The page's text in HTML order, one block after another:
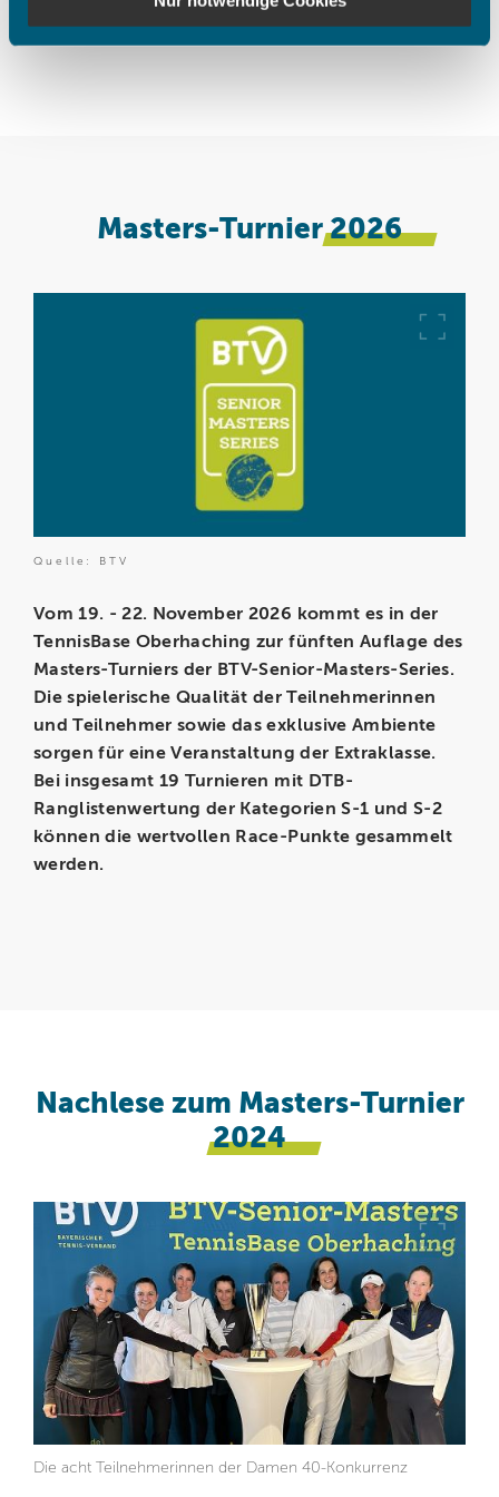
gesammelt haben.
Masters-Turnier2026
Quelle: BTV
Vom 19. - 22. November 2026 kommt es in der
TennisBase Oberhaching zur fünften Auflage des
Masters-Turniers der BTV-Senior-Masters-Series.
Die spielerische Qualität der Teilnehmerinnen
und Teilnehmer sowie das exklusive Ambiente
sorgen für eine Veranstaltung der Extraklasse.
Bei insgesamt 19 Turnieren mit DTB-
Ranglistenwertung der Kategorien S-1 und S-2
können die wertvollen Race-Punkte gesammelt
werden.
Nachlese zum Masters-Turnier
2024
Die acht Teilnehmerinnen der Damen 40-Konkurrenz